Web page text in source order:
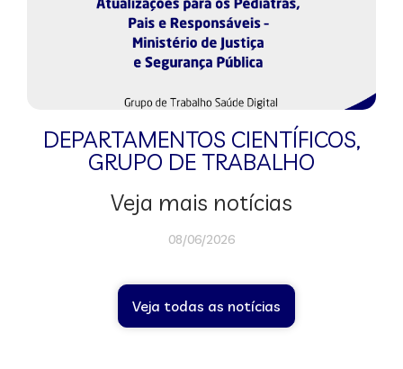
DEPARTAMENTOS CIENTÍFICOS,
GRUPO DE TRABALHO
Veja mais notícias
08/06/2026
Veja todas as notícias